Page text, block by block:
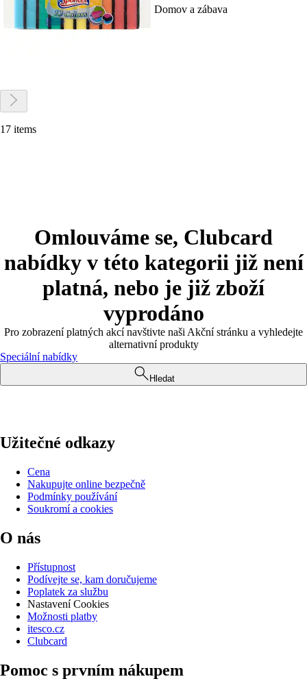
Domov a zábava
17 items
Omlouváme se, Clubcard
nabídky v této kategorii již není
platná, nebo je již zboží
vyprodáno
Pro zobrazení platných akcí navštivte naši Akční stránku a vyhledejte
alternativní produkty
Speciální nabídky
Hledat
Užitečné odkazy
Cena
Nakupujte online bezpečně
Podmínky používání
Soukromí a cookies
O nás
Přístupnost
Podívejte se, kam doručujeme
Poplatek za službu
Nastavení Cookies
Možnosti platby
itesco.cz
Clubcard
Pomoc s prvním nákupem